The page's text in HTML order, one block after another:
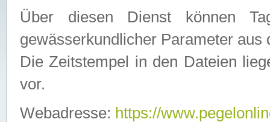
Über diesen Dienst können
gewässerkundlicher Parameter aus
Die Zeitstempel in den Dateien
vor.
Webadresse: https://